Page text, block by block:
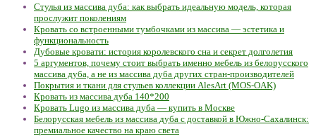
Стулья из массива дуба: как выбрать идеальную модель, которая
прослужит поколениям
Кровать со встроенными тумбочками из массива — эстетика и
функциональность
Дубовые кровати: история королевского сна и секрет долголетия
5 аргументов, почему стоит выбрать именно мебель из белорусского
массива дуба, а не из массива дуба других стран-производителей
Покрытия и ткани для стульев коллекции AlesArt (MOS-OAK)
Кровать из массива дуба 140*200
Кровать Lugo из массива дуба — купить в Москве
Белорусская мебель из массива дуба с доставкой в Южно-Сахалинск:
премиальное качество на краю света